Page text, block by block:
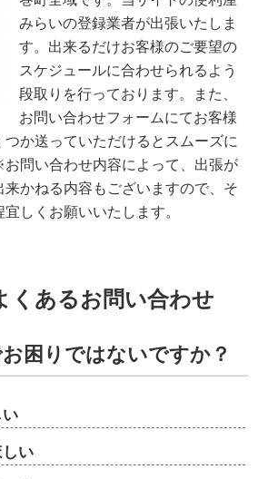
みらいの登録業者が出張いたしま
す。出来るだけお客様のご要望の
スケジュールに合わせられるよう
段取りを行っております。また、
お問い合わせフォームにてお客様
か送っていただけるとスムーズに
問い合わせ内容によって、出張が
かねる内容もございますので、そ
しくお願いいたします。
くあるお問い合わせ
困りではないですか？
い